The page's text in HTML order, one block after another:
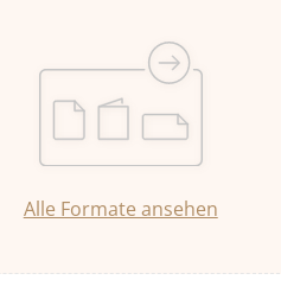
Alle Formate ansehen